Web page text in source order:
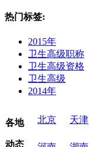
热门标签:
2015年
卫生高级职称
卫生高级资格
卫生高级
2014年
各地
动态
北京 天津